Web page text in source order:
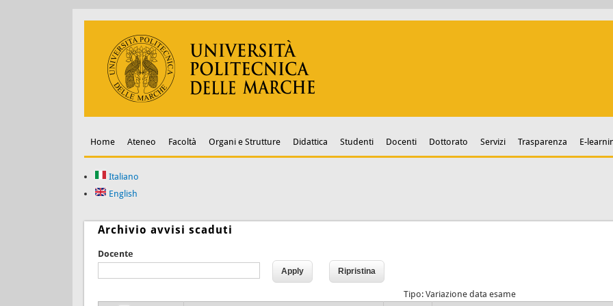
Home Ateneo Facoltà Organi e Strutture Didattica Studenti Docenti Dottorato Servizi Trasparenza E-
Italiano
English
Archivio avvisi scaduti
Docente
Tipo: Variazione data esame